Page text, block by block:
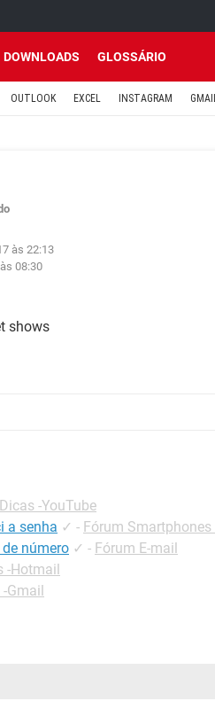
DOWNLOADS GLOSSÁRIO
OUTLOOK EXCEL INSTAGRAM
às 22:13
08:30
shows
Dicas -YouTube
a senha ✓ - Fórum Smartphones
número ✓ - Fórum E-mail
-Hotmail
Gmail